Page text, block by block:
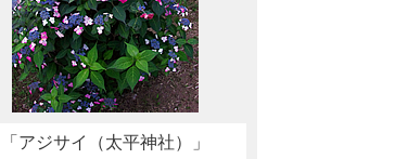
「アジサイ（太平神社）」